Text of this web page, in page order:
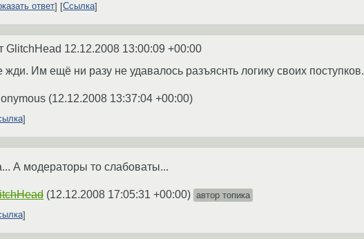
ответ
Ссылка
GlitchHead 12.12.2008 13:00:09 +00:00
жди. Им ещё ни разу не удавалось разъяснть логику своих поступков.
(12.12.2008 13:37:04 +00:00)
А модераторы то слабоваты...
(12.12.2008 17:05:31 +00:00) автор топика